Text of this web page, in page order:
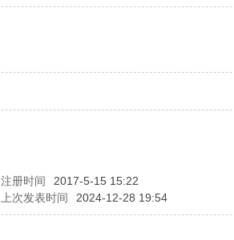
注册时间 2017-5-15 15:22
上次发表时间 2024-12-28 19:54